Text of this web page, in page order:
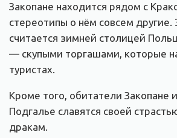
Закопане находится рядом с
стереотипы о нём совсем другие.
считается зимней столицей
— скупыми торгашами, которые
туристах.
Кроме того, обитатели Закопане
Подгалье славятся своей
дракам.